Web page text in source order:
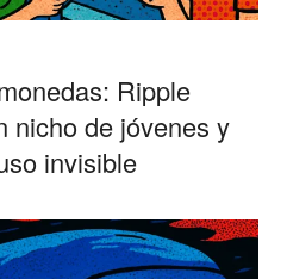
Ripple
nicho de jóvenes y
invisible